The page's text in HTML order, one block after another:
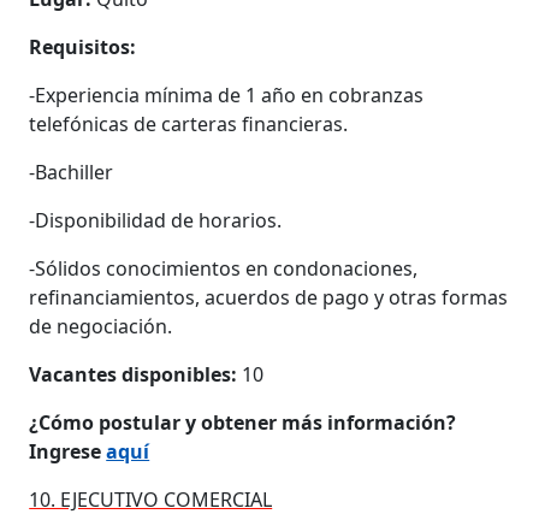
Requisitos:
-​​Experiencia mínima de 1 año en cobranzas
telefónicas de carteras financieras.
-Bachiller
-Disponibilidad de horarios.
-Sólidos conocimientos en condonaciones,
refinanciamientos, acuerdos de pago y otras formas
de negociación.
Vacantes disponibles: 10
¿Cómo postular y obtener más información?
Ingreseaquí
10. EJECUTIVO COMERCIAL